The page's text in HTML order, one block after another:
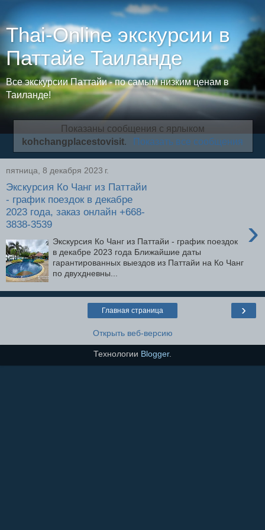
Thai-Online экскурсии в
Паттайе Таиланде
Все экскурсии Паттайи - по самым низким ценам в
Таиланде!
Показаны сообщения с ярлыком
kohchangplacestovisit. Показать все сообщения
пятница, 8 декабря 2023 г.
Экскурсия Ко Чанг из Паттайи
- график поездок в декабре
2023 года, заказ онлайн +668-
3838-3539
›
Экскурсия Ко Чанг из Паттайи - график поездок
в декабре 2023 года Ближайшие даты
гарантированных выездов из Паттайи на Ко Чанг
по двухдневны...
›
Главная страница
Открыть веб-версию
Технологии Blogger.